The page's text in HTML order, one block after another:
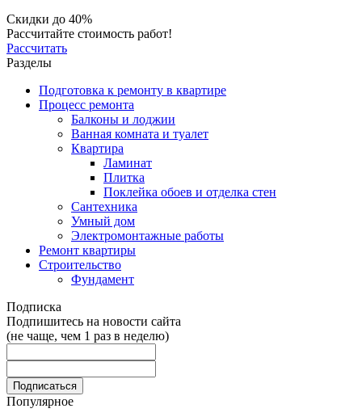
Скидки до 40%
Рассчитайте стоимость работ!
Рассчитать
Разделы
Подготовка к ремонту в квартире
Процесс ремонта
Балконы и лоджии
Ванная комната и туалет
Квартира
Ламинат
Плитка
Поклейка обоев и отделка стен
Сантехника
Умный дом
Электромонтажные работы
Ремонт квартиры
Строительство
Фундамент
Подписка
Подпишитесь на новости сайта
(не чаще, чем 1 раз в неделю)
Популярное